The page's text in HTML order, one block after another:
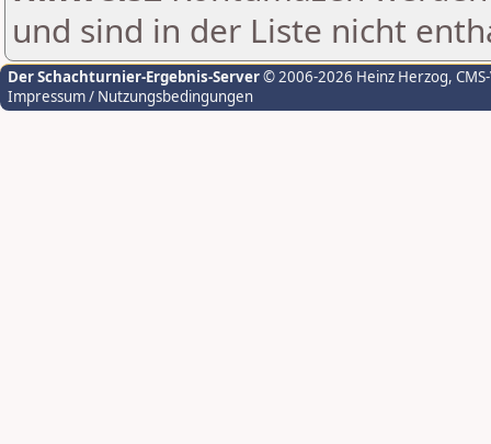
und sind in der Liste nicht
Der Schachturnier-Ergebnis-Server© 2006-2026 Heinz Herzog,
Impressum / Nutzungsbedingungen